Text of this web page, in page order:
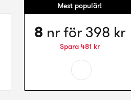
Mest populär!
erbjudande:
8
för
för
398 kr
8 nr för 398 kr
Spara 481 kr